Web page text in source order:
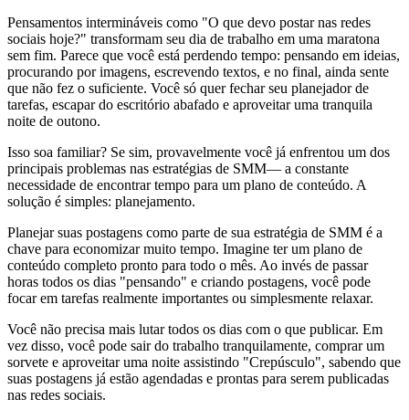
Pensamentos intermináveis como "O que devo postar nas redes
sociais hoje?" transformam seu dia de trabalho em uma maratona
sem fim. Parece que você está perdendo tempo: pensando em ideias,
procurando por imagens, escrevendo textos, e no final, ainda sente
que não fez o suficiente. Você só quer fechar seu planejador de
tarefas, escapar do escritório abafado e aproveitar uma tranquila
noite de outono.
Isso soa familiar? Se sim, provavelmente você já enfrentou um dos
principais problemas nas estratégias de SMM— a constante
necessidade de encontrar tempo para um plano de conteúdo. A
solução é simples: planejamento.
Planejar suas postagens como parte de sua estratégia de SMM é a
chave para economizar muito tempo. Imagine ter um plano de
conteúdo completo pronto para todo o mês. Ao invés de passar
horas todos os dias "pensando" e criando postagens, você pode
focar em tarefas realmente importantes ou simplesmente relaxar.
Você não precisa mais lutar todos os dias com o que publicar. Em
vez disso, você pode sair do trabalho tranquilamente, comprar um
sorvete e aproveitar uma noite assistindo "Crepúsculo", sabendo que
suas postagens já estão agendadas e prontas para serem publicadas
nas redes sociais.